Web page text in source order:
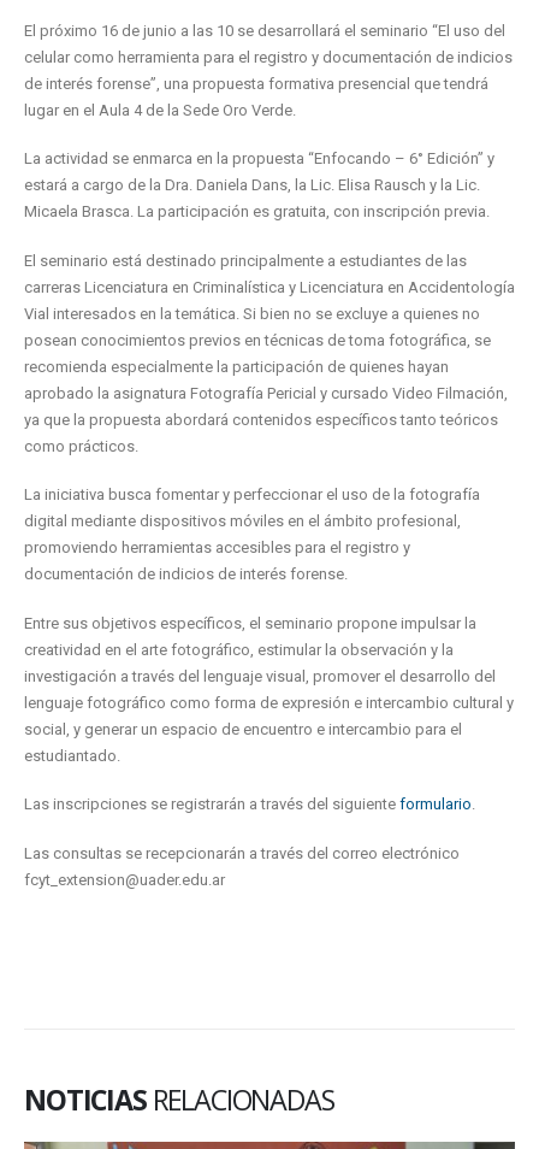
El próximo 16 de junio a las 10 se desarrollará el seminario “El uso del
celular como herramienta para el registro y documentación de indicios
de interés forense”, una propuesta formativa presencial que tendrá
lugar en el Aula 4 de la Sede Oro Verde.
La actividad se enmarca en la propuesta “Enfocando – 6° Edición” y
estará a cargo de la Dra. Daniela Dans, la Lic. Elisa Rausch y la Lic.
Micaela Brasca. La participación es gratuita, con inscripción previa.
El seminario está destinado principalmente a estudiantes de las
carreras Licenciatura en Criminalística y Licenciatura en Accidentología
Vial interesados en la temática. Si bien no se excluye a quienes no
posean conocimientos previos en técnicas de toma fotográfica, se
recomienda especialmente la participación de quienes hayan
aprobado la asignatura Fotografía Pericial y cursado Video Filmación,
ya que la propuesta abordará contenidos específicos tanto teóricos
como prácticos.
La iniciativa busca fomentar y perfeccionar el uso de la fotografía
digital mediante dispositivos móviles en el ámbito profesional,
promoviendo herramientas accesibles para el registro y
documentación de indicios de interés forense.
Entre sus objetivos específicos, el seminario propone impulsar la
creatividad en el arte fotográfico, estimular la observación y la
investigación a través del lenguaje visual, promover el desarrollo del
lenguaje fotográfico como forma de expresión e intercambio cultural y
social, y generar un espacio de encuentro e intercambio para el
estudiantado.
Las inscripciones se registrarán a través del siguiente formulario.
Las consultas se recepcionarán a través del correo electrónico
fcyt_extension@uader.edu.ar
NOTICIAS RELACIONADAS